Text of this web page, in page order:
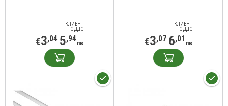
КЛИЕНТ
С ДДС
€3,04 5,94лв
КЛИЕНТ
С ДДС
€3,07 6,01 лв